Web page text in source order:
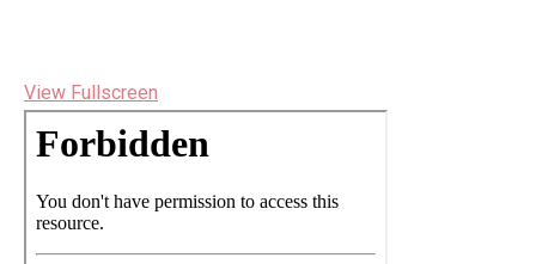
View Fullscreen
Перейти
содержимому
PDF